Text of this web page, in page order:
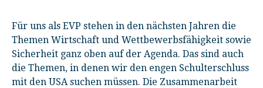
Für uns als EVP stehen in den nächsten Jahren die
Themen Wirtschaft und Wettbewerbsfähigkeit sowie
Sicherheit ganz oben auf der Agenda. Das sind auch
die Themen, in denen wir den engen Schulterschluss
mit den USA suchen müssen. Die Zusammenarbeit